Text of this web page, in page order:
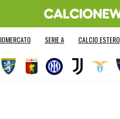
SERIE A CALCIO ESTERO